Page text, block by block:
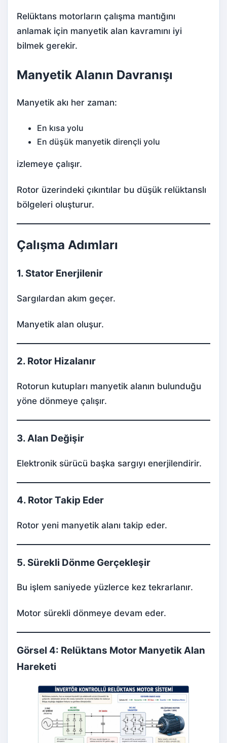
Relüktans motorların çalışma mantığını
anlamak için manyetik alan kavramını iyi
bilmek gerekir.
Manyetik Alanın Davranışı
Manyetik akı her zaman:
En kısa yolu
En düşük manyetik dirençli yolu
izlemeye çalışır.
Rotor üzerindeki çıkıntılar bu düşük relüktanslı
bölgeleri oluşturur.
Çalışma Adımları
1. Stator Enerjilenir
Sargılardan akım geçer.
Manyetik alan oluşur.
2. Rotor Hizalanır
Rotorun kutupları manyetik alanın bulunduğu
yöne dönmeye çalışır.
3. Alan Değişir
Elektronik sürücü başka sargıyı enerjilendirir.
4. Rotor Takip Eder
Rotor yeni manyetik alanı takip eder.
5. Sürekli Dönme Gerçekleşir
Bu işlem saniyede yüzlerce kez tekrarlanır.
Motor sürekli dönmeye devam eder.
Görsel 4: Relüktans Motor Manyetik Alan
Hareketi